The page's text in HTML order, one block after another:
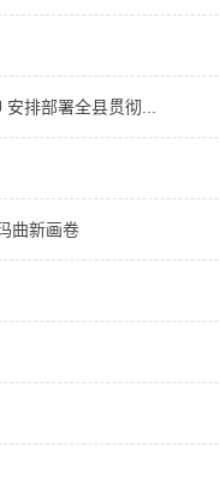
排部署全县贯彻...
曲新画卷